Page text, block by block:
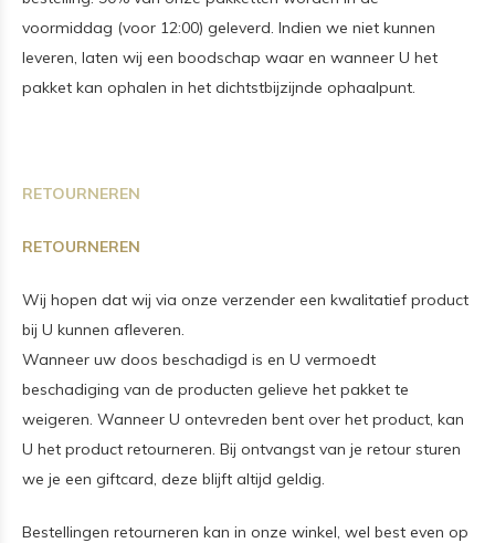
voormiddag (voor 12:00) geleverd. Indien we niet kunnen
leveren, laten wij een boodschap waar en wanneer U het
pakket kan ophalen in het dichtstbijzijnde ophaalpunt.
RETOURNEREN
RETOURNEREN
Wij hopen dat wij via onze verzender een kwalitatief product
bij U kunnen afleveren.
Wanneer uw doos beschadigd is en U vermoedt
beschadiging van de producten gelieve het pakket te
weigeren. Wanneer U ontevreden bent over het product, kan
U het product retourneren. Bij ontvangst van je retour sturen
we je een giftcard, deze blijft altijd geldig.
Bestellingen retourneren kan in onze winkel, wel best even op